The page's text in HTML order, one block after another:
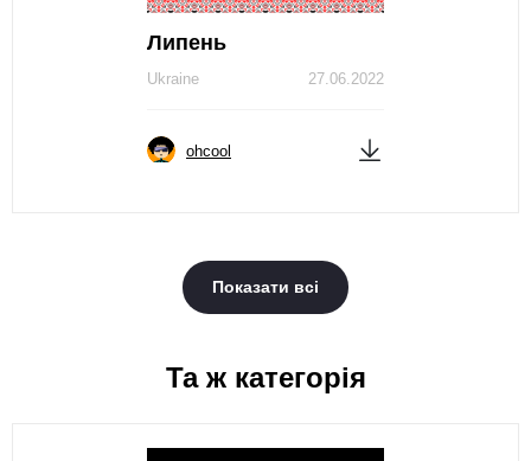
Липень
27.06.2022
Ukraine
ohcool
Показати всі
Та ж категорія